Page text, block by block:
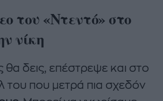
του «Ντεντό» στο
νίκη
δεις, επέστρεψε και στο
του που μετρά πια σχεδόν